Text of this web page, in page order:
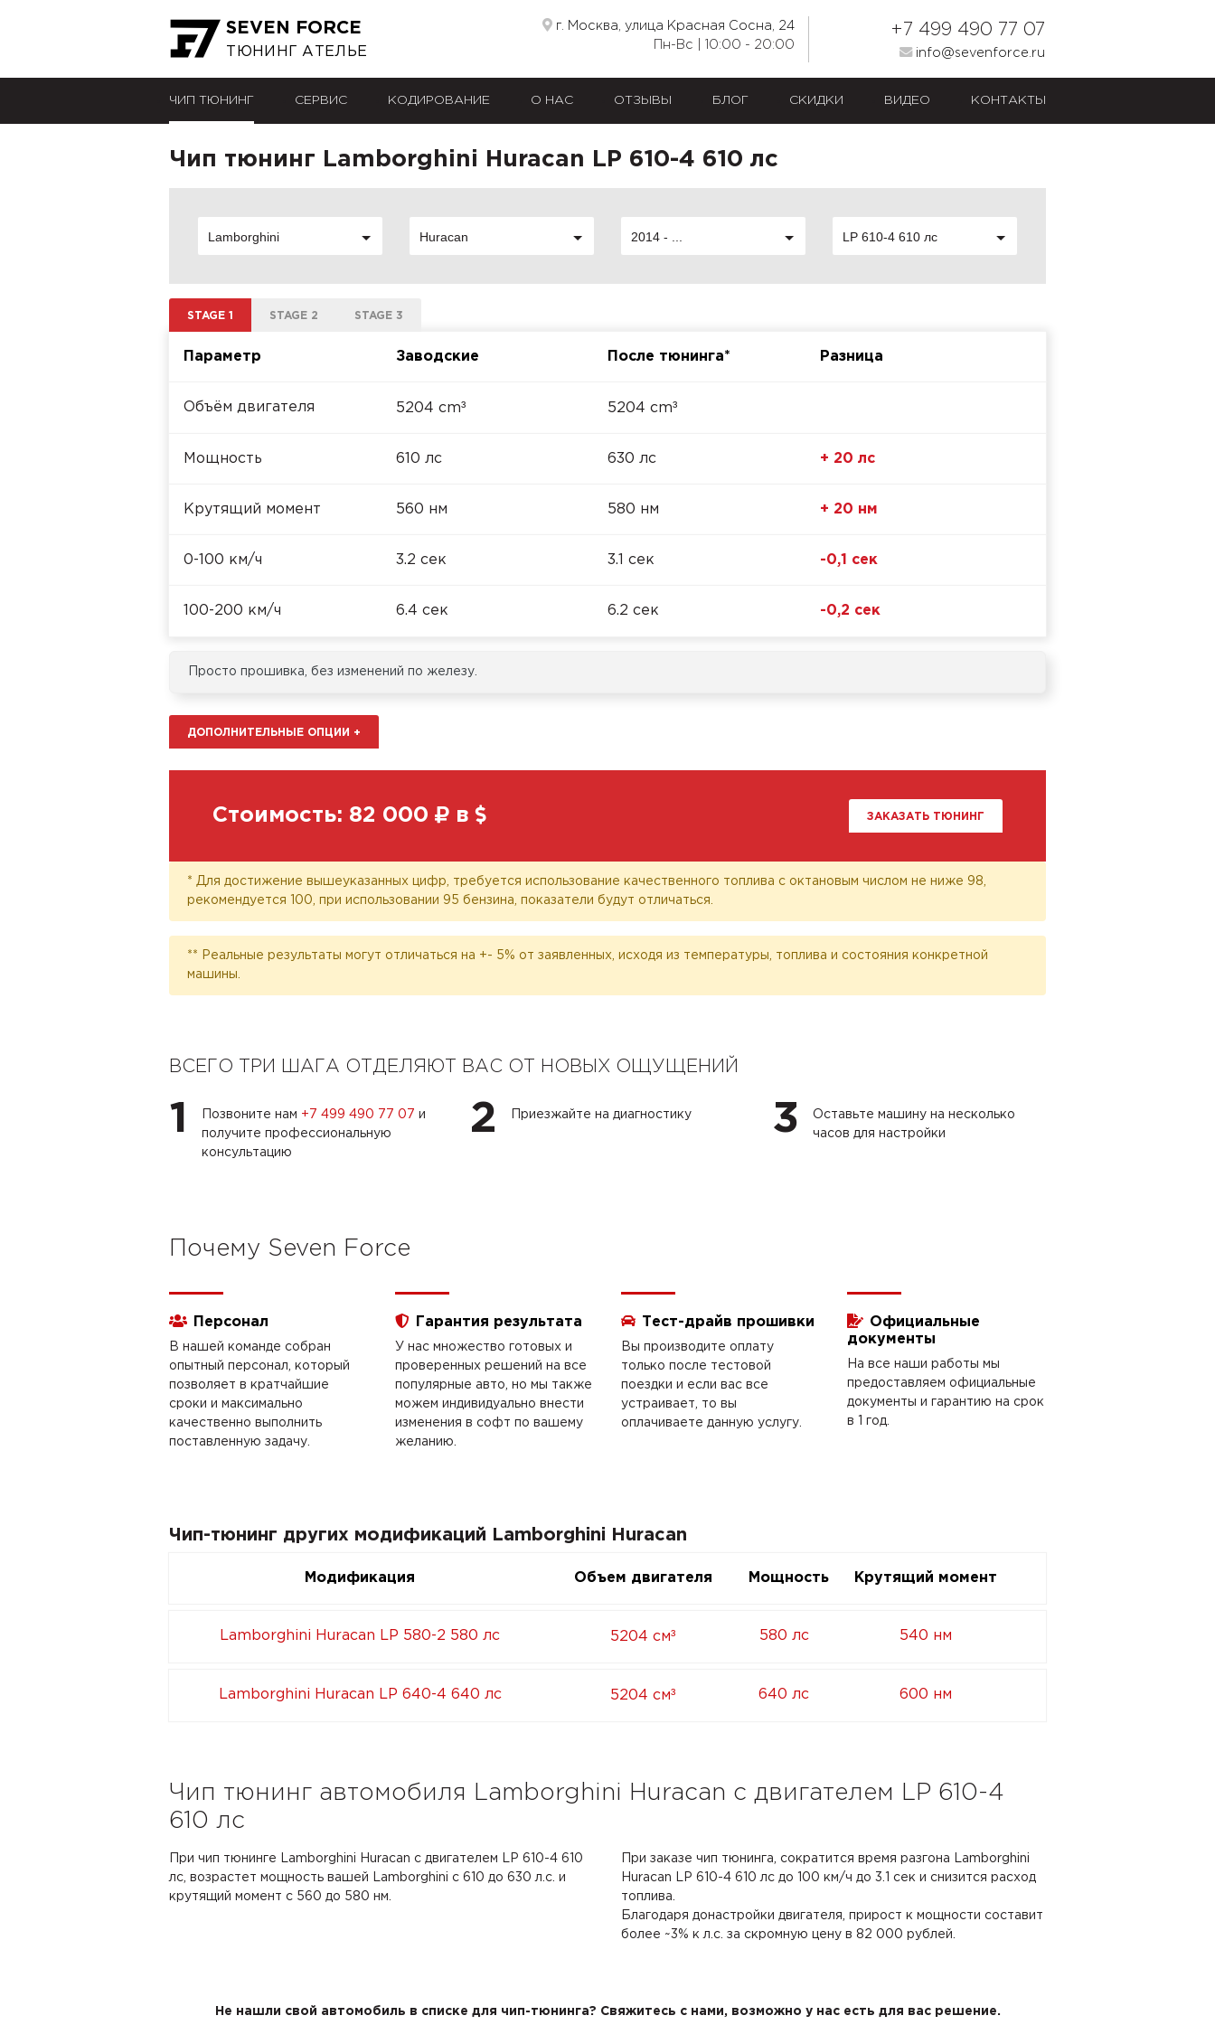
SEVEN FORCE
ТЮНИНГ АТЕЛЬЕ
г. Москва, улица Красная Сосна, 24
Пн-Вс | 10:00 - 20:00
+7 499 490 77 07
info@sevenforce.ru
ЧИП ТЮНИНГ СЕРВИС КОДИРОВАНИЕ О НАС ОТЗЫВЫ БЛОГ СКИДКИ ВИДЕО КОНТАКТЫ
Чип тюнинг Lamborghini Huracan LP 610-4 610 лс
Lamborghini Huracan 2014 - ... LP 610-4 610 лс
STAGE 1 STAGE 2 STAGE 3
Параметр Заводские После тюнинга* Разница
Объём двигателя 5204 cm³ 5204 cm³
Мощность 610 лс 630 лс + 20 лс
Крутящий момент 560 нм 580 нм + 20 нм
0-100 км/ч 3.2 сек 3.1 сек -0,1 сек
100-200 км/ч 6.4 сек 6.2 сек -0,2 сек
Просто прошивка, без изменений по железу.
ДОПОЛНИТЕЛЬНЫЕ ОПЦИИ +
Стоимость: 82 000 в ЗАКАЗАТЬ ТЮНИНГ
* Для достижение вышеуказанных цифр, требуется использование качественного топлива с октановым числом не ниже 98,
рекомендуется 100, при использовании 95 бензина, показатели будут отличаться.
** Реальные результаты могут отличаться на +- 5% от заявленных, исходя из температуры, топлива и состояния конкретной
машины.
ВСЕГО ТРИ ШАГА ОТДЕЛЯЮТ ВАС ОТ НОВЫХ ОЩУЩЕНИЙ
1 Позвоните нам +7 499 490 77 07
и
получите профессиональную
консультацию
2 Приезжайте на диагностику 3
Оставьте машину на несколько
часов для настройки
Почему Seven Force
Персонал
В нашей команде собран
опытный персонал, который
позволяет в кратчайшие
сроки и максимально
качественно выполнить
поставленную задачу.
Гарантия результата
У нас множество готовых и
проверенных решений на все
популярные авто, но мы также
можем индивидуально внести
изменения в софт по вашему
желанию.
Тест-драйв прошивки
Вы производите оплату
только после тестовой
поездки и если вас все
устраивает, то вы
оплачиваете данную услугу.
Официальные
документы
На все наши работы мы
предоставляем официальные
документы и гарантию на срок
в 1 год.
Чип-тюнинг других модификаций Lamborghini Huracan
Модификация Объем двигателя Мощность Крутящий момент
Lamborghini Huracan LP 580-2 580 лс 5204 см³ 580 лс 540 нм
Lamborghini Huracan LP 640-4 640 лс 5204 см³ 640 лс 600 нм
Чип тюнинг автомобиля Lamborghini Huracan с двигателем LP 610-4
610 лс
При чип тюнинге Lamborghini Huracan с двигателем LP 610-4 610
лс, возрастет мощность вашей Lamborghini с 610 до 630 л.с. и
крутящий момент с 560 до 580 нм.
При заказе чип тюнинга, сократится время разгона Lamborghini
Huracan LP 610-4 610 лс до 100 км/ч до 3.1 сек и снизится расход
топлива.
Благодаря донастройки двигателя, прирост к мощности составит
более ~3% к л.с. за скромную цену в 82 000 рублей.
Не нашли свой автомобиль в списке для чип-тюнинга? Свяжитесь с нами, возможно у нас есть для вас решение.